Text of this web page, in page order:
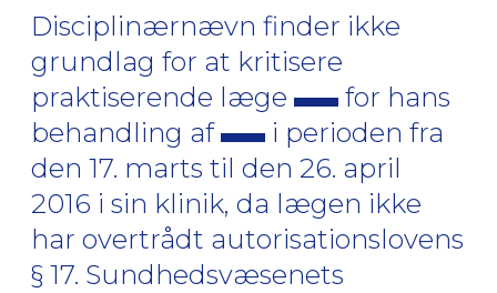
Disciplinærnævn finder ikke
grundlag for at kritisere
praktiserende læge
for hans
behandling af
i perioden fra
den 17. marts til den 26. april
2016 i sin klinik, da lægen ikke
har overtrådt autorisationslovens
§ 17. Sundhedsvæsenets